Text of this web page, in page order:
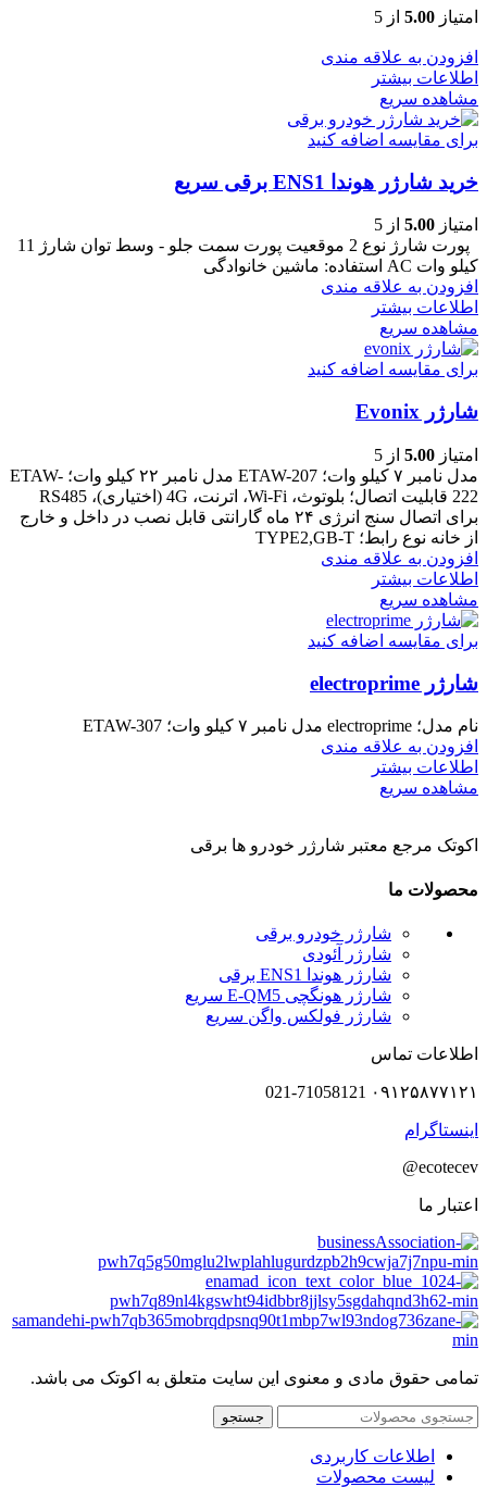
امتیاز 5.00 از 5
افزودن به علاقه مندی
اطلاعات بیشتر
مشاهده سریع
برای مقایسه اضافه کنید
خرید شارژر هوندا ENS1 برقی سریع
امتیاز 5.00 از 5
پورت شارژ نوع 2
موقعیت پورت سمت جلو - وسط
توان شارژ 11
کیلو وات AC
استفاده: ماشین خانوادگی
افزودن به علاقه مندی
اطلاعات بیشتر
مشاهده سریع
برای مقایسه اضافه کنید
شارژر Evonix
امتیاز 5.00 از 5
مدل نامبر ۷ کیلو وات؛ ETAW-207 مدل نامبر ۲۲ کیلو وات؛ ETAW-
222 قابلیت اتصال؛ بلوتوث، Wi-Fi، اترنت، 4G (اختیاری)، RS485
برای اتصال سنج انرژی ۲۴ ماه گارانتی قابل نصب در داخل و خارج
از خانه نوع رابط؛ TYPE2,GB-T
افزودن به علاقه مندی
اطلاعات بیشتر
مشاهده سریع
برای مقایسه اضافه کنید
شارژر electroprime
نام مدل؛ electroprime مدل نامبر ۷ کیلو وات؛ ETAW-307
افزودن به علاقه مندی
اطلاعات بیشتر
مشاهده سریع
اکوتک مرجع معتبر شارژر خودرو ها برقی
محصولات ما
شارژر خودرو برقی
شارژر آئودی
شارژر هوندا ENS1 برقی
شارژر هونگچی E-QM5 سریع
شارژر فولکس واگن سریع
اطلاعات تماس
۰۹۱۲۵۸۷۷۱۲۱ 021-71058121
اینستاگرام
ecotecev@
اعتبار ما
تمامی حقوق مادی و معنوی این سایت متعلق به اکوتک می باشد.
جستجو
اطلاعات کاربردی
لیست محصولات